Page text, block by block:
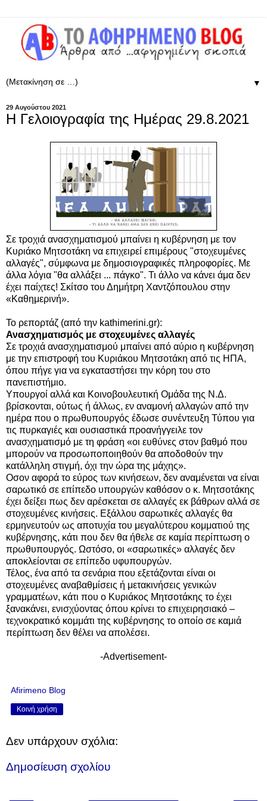
▼
29 Αυγούστου 2021
Η Γελοιογραφία της Ημέρας 29.8.2021
Σε τροχιά ανασχηματισμού μπαίνει η κυβέρνηση με τoν
Κυριάκο Μητσοτάκη να επιχειρεί επιμέρους "στοχευμένες
αλλαγές", σύμφωνα με δημοσιογραφικές πληροφορίες. Με
άλλα λόγια "θα αλλάξει ... πάγκο". Τι άλλο να κάνει άμα δεν
έχει παίχτες! Σκίτσο του Δημήτρη Χαντζόπουλου στην
«Καθημερινή».
Το ρεπορτάζ (από την kathimerini.gr):
Ανασχηματισμός με στοχευμένες αλλαγές
Σε τροχιά ανασχηματισμού μπαίνει από αύριο η κυβέρνηση
με την επιστροφή του Κυριάκου Μητσοτάκη από τις ΗΠΑ,
όπου πήγε για να εγκαταστήσει την κόρη του στο
πανεπιστήμιο.
Υπουργοί αλλά και Κοινοβουλευτική Ομάδα της Ν.Δ.
βρίσκονται, ούτως ή άλλως, εν αναμονή αλλαγών από την
ημέρα που ο πρωθυπουργός έδωσε συνέντευξη Τύπου για
τις πυρκαγιές και ουσιαστικά προανήγγειλε τον
ανασχηματισμό με τη φράση «οι ευθύνες στον βαθμό που
μπορούν να προσωποποιηθούν θα αποδοθούν την
κατάλληλη στιγμή, όχι την ώρα της μάχης».
Οσον αφορά το εύρος των κινήσεων, δεν αναμένεται να είναι
σαρωτικό σε επίπεδο υπουργών καθόσον ο κ. Μητσοτάκης
έχει δείξει πως δεν αρέσκεται σε αλλαγές εκ βάθρων αλλά σε
στοχευμένες κινήσεις. Εξάλλου σαρωτικές αλλαγές θα
ερμηνευτούν ως αποτυχία του μεγαλύτερου κομματιού της
κυβέρνησης, κάτι που δεν θα ήθελε σε καμία περίπτωση ο
πρωθυπουργός. Ωστόσο, οι «σαρωτικές» αλλαγές δεν
αποκλείονται σε επίπεδο υφυπουργών.
Τέλος, ένα από τα σενάρια που εξετάζονται είναι οι
στοχευμένες αναβαθμίσεις ή μετακινήσεις γενικών
γραμματέων, κάτι που ο Κυριάκος Μητσοτάκης το έχει
ξανακάνει, ενισχύοντας όπου κρίνει το επιχειρησιακό –
τεχνοκρατικό κομμάτι της κυβέρνησης το οποίο σε καμιά
περίπτωση δεν θέλει να απολέσει.
-Advertisement-
Afirimeno Blog
Κοινή χρήση
Δεν υπάρχουν σχόλια:
Δημοσίευση σχολίου